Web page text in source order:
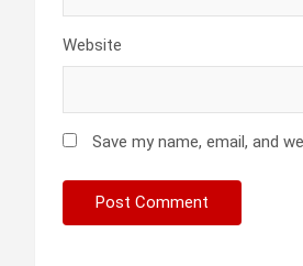
Website
Save my name, email, and